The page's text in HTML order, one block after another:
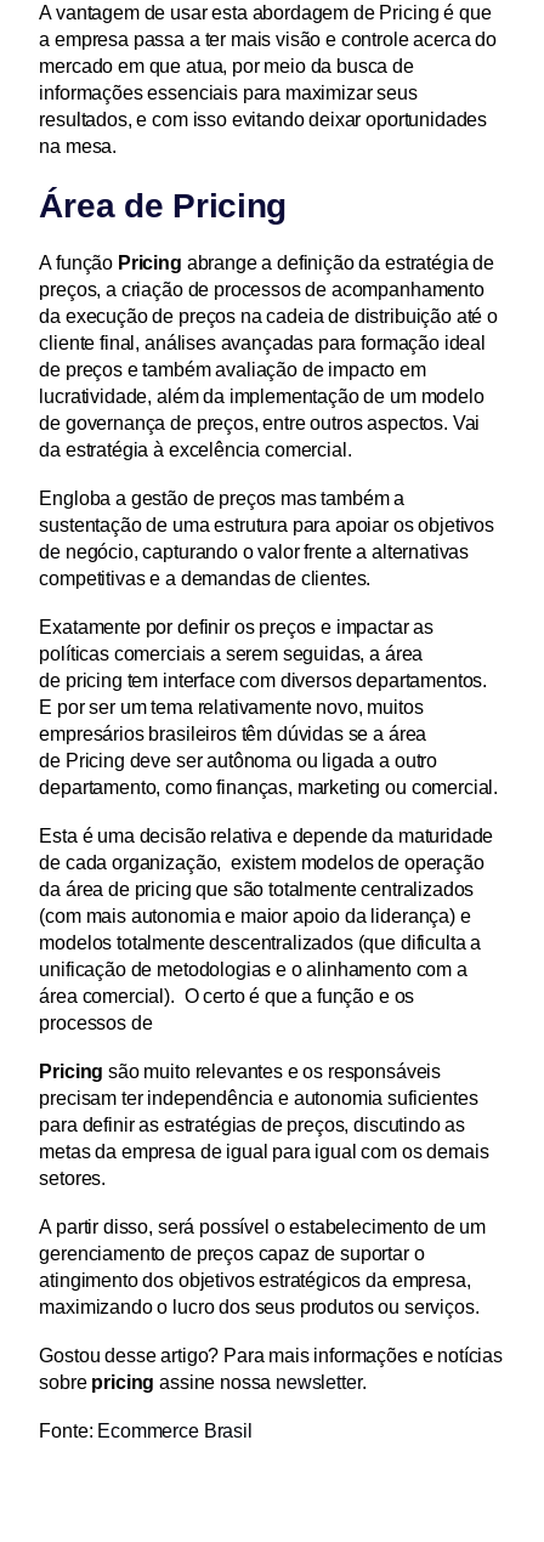
A vantagem de usar esta abordagem de Pricing é que
a empresa passa a ter mais visão e controle acerca do
mercado em que atua, por meio da busca de
informações essenciais para maximizar seus
resultados, e com isso evitando deixar oportunidades
na mesa.
Área de Pricing
A função Pricing abrange a definição da estratégia de
preços, a criação de processos de acompanhamento
da execução de preços na cadeia de distribuição até o
cliente final, análises avançadas para formação ideal
de preços e também avaliação de impacto em
lucratividade, além da implementação de um modelo
de governança de preços, entre outros aspectos. Vai
da estratégia à excelência comercial.
Engloba a gestão de preços mas também a
sustentação de uma estrutura para apoiar os objetivos
de negócio, capturando o valor frente a alternativas
competitivas e a demandas de clientes.
Exatamente por definir os preços e impactar as
políticas comerciais a serem seguidas, a área
de pricing tem interface com diversos departamentos.
E por ser um tema relativamente novo, muitos
empresários brasileiros têm dúvidas se a área
de Pricing deve ser autônoma ou ligada a outro
departamento, como finanças, marketing ou comercial.
Esta é uma decisão relativa e depende da maturidade
de cada organização,  existem modelos de operação
da área de pricing que são totalmente centralizados
(com mais autonomia e maior apoio da liderança) e
modelos totalmente descentralizados (que dificulta a
unificação de metodologias e o alinhamento com a
área comercial).  O certo é que a função e os
processos de
Pricing são muito relevantes e os responsáveis
precisam ter independência e autonomia suficientes
para definir as estratégias de preços, discutindo as
metas da empresa de igual para igual com os demais
setores.
A partir disso, será possível o estabelecimento de um
gerenciamento de preços capaz de suportar o
atingimento dos objetivos estratégicos da empresa,
maximizando o lucro dos seus produtos ou serviços.
Gostou desse artigo? Para mais informações e notícias
sobre pricing assine nossa newsletter.
Fonte: Ecommerce Brasil